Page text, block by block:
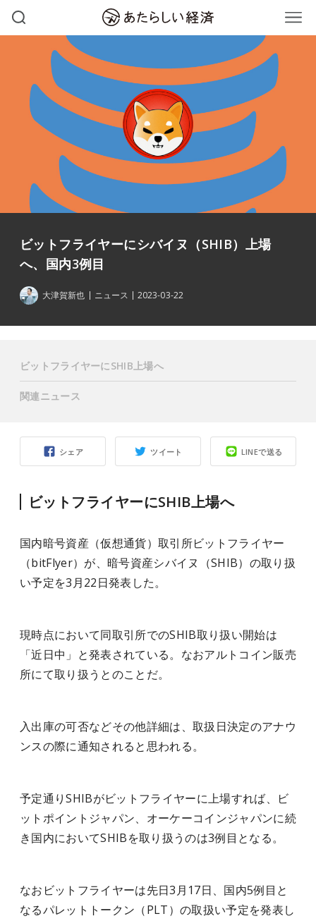
ビットフライヤーにシバイヌ（SHIB）上場
へ、国内3例目
大津賀新也 ニュース 2023-03-22
シェア ツイート LINEで送る
ビットフライヤーにSHIB上場へ
国内暗号資産（仮想通貨）取引所ビットフライヤー
（bitFlyer）が、暗号資産シバイヌ（SHIB）の取り扱
い予定を3月22日発表した。
現時点において同取引所でのSHIB取り扱い開始は
「近日中」と発表されている。なおアルトコイン販売
所にて取り扱うとのことだ。
入出庫の可否などその他詳細は、取扱日決定のアナウ
ンスの際に通知されると思われる。
予定通りSHIBがビットフライヤーに上場すれば、ビ
ットポイントジャパン、オーケーコインジャパンに続
き国内においてSHIBを取り扱うのは3例目となる。
なおビットフライヤーは先日3月17日、国内5例目と
なるパレットトークン（PLT）の取扱い予定を発表し
ビットフライヤーにSHIB上場へ
関連ニュース